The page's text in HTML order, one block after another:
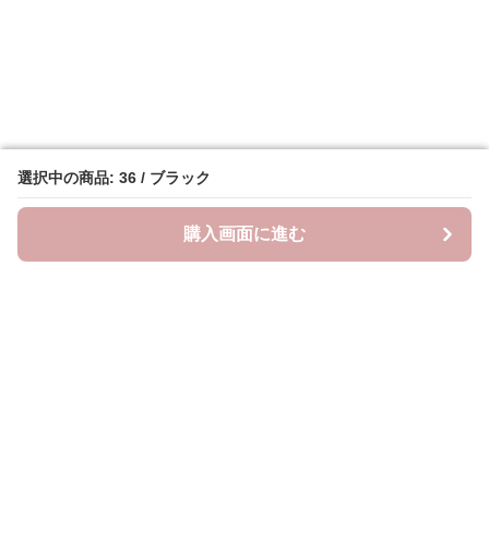
選択中の商品: 36 / ブラック
購入画面に進む
選択中の商品: 36 / ブラック
購入画面に進む